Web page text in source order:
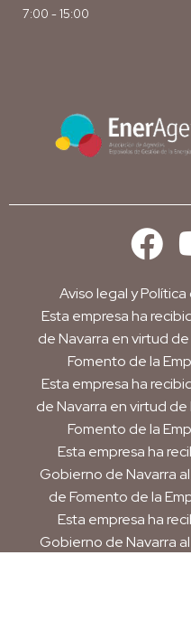
7:00 - 15:00
Aviso legaly
Esta empresa ha
de Navarra en virtud
Fomento de la
Esta empresa ha
de Navarra en virtud
Fomento de la
Esta empresa ha
Gobierno de Navarra
de Fomento de la
Esta empresa ha
Gobierno de Navarra